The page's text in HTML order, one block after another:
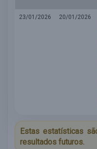
23/01/2026
20/01/2026
Estas estatísticas
resultados futuros.